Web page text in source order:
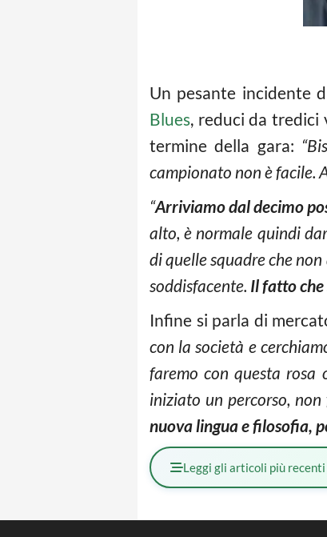
Un pesante incidente
Blues, reduci da tredici
termine della gara:
campionato non è facile.
“Arriviamo dal decimo
alto, è normale quindi
di quelle squadre che
soddisfacente. Il fatto che
Infine si parla di
con la società e
faremo con questa rosa
iniziato un percorso,
nuova lingua e filosofia,
Leggi gli articoli più recenti